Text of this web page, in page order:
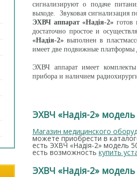
сигнализируют о подаче
выходе. Звуковая сигнализация
ЭХВЧ аппарат «Надія-2»готов
достаточно простое и
«Надія-2» выполнен в
имеет две подвижные
ЭХВЧ аппарат имеет
прибора и наличием
ЭХВЧ «Надія-2»
Магазин медицинского
можете приобрести в
есть ЭХВЧ «Надія-2» модель
есть возможность купить
ЭХВЧ «Надія-2»